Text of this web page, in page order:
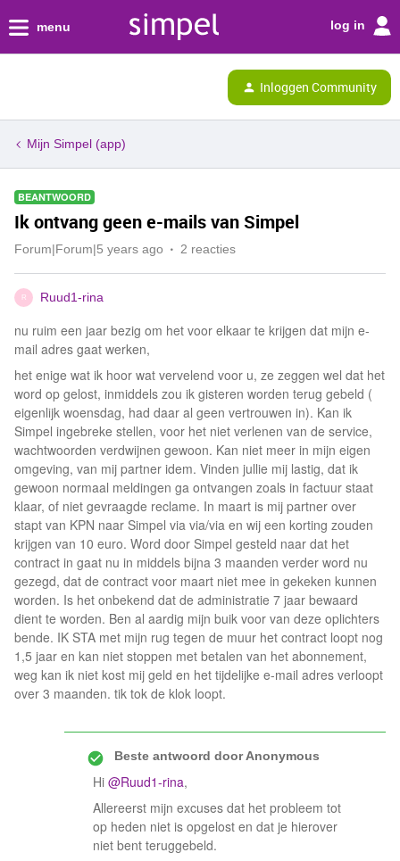
menu log in
Inloggen Community
Mijn Simpel (app)
BEANTWOORD
Ik ontvang geen e-mails van Simpel
Forum|Forum|5 years ago 2 reacties
R Ruud1-rina
nu ruim een jaar bezig om het voor elkaar te krijgen dat mijn e-
mail adres gaat werken,
het enige wat ik hoor wat vervelend voor u, ze zeggen wel dat het
word op gelost, inmiddels zou ik gisteren worden terug gebeld (
eigenlijk woensdag, had daar al geen vertrouwen in). Kan ik
Simpel ingebreke stellen, voor het niet verlenen van de service,
wachtwoorden verdwijnen gewoon. Kan niet meer in mijn eigen
omgeving, van mij partner idem. Vinden jullie mij lastig, dat ik
gewoon normaal meldingen ga ontvangen zoals in factuur staat
klaar, of niet gevraagde reclame. In maart is mij partner over
stapt van KPN naar Simpel via via/via en wij een korting zouden
krijgen van 10 euro. Word door Simpel gesteld naar dat het
contract in gaat nu in middels bijna 3 maanden verder word nu
gezegd, dat de contract voor maart niet mee in gekeken kunnen
worden. Is het onbekend dat de administratie 7 jaar bewaard
dient te worden. Ben al aardig mijn buik voor van deze oplichters
bende. IK STA met mijn rug tegen de muur het contract loopt nog
1,5 jaar en kan niet stoppen met betalen van het abonnement,
weg kan ik niet kost mij geld en het tijdelijke e-mail adres verloopt
over 3 maanden. tik tok de klok loopt.
Beste antwoord doorAnonymous
Hi @Ruud1-rina,
Allereerst mijn excuses dat het probleem tot
op heden niet is opgelost en dat je hierover
niet bent teruggebeld.